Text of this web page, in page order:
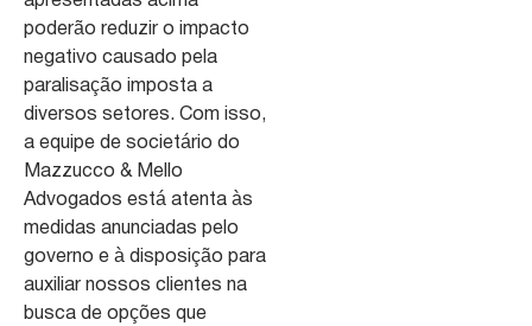
poderão reduzir o impacto
negativo causado pela
paralisação imposta a
diversos setores. Com isso,
a equipe de societário do
Mazzucco & Mello
Advogados está atenta às
medidas anunciadas pelo
governo e à disposição para
auxiliar nossos clientes na
busca de opções que